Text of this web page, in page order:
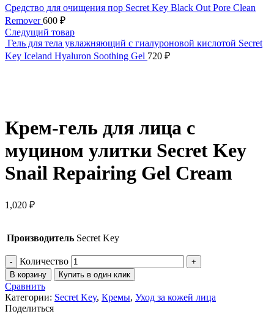
Средство для очищения пор Secret Key Black Out Pore Clean
Remover600 ₽
Следущий товар
Гель для тела увлажняющий с гиалуроновой кислотой Secret
Key Iceland Hyaluron Soothing Gel 720 ₽
Крем-гель для лица с
муцином улитки Secret Key
Snail Repairing Gel Cream
1,020 ₽
Производитель Secret Key
Количество
В корзину Купить в один клик
Сравнить
Категории: Secret Key, Кремы, Уход за кожей лица
Поделиться